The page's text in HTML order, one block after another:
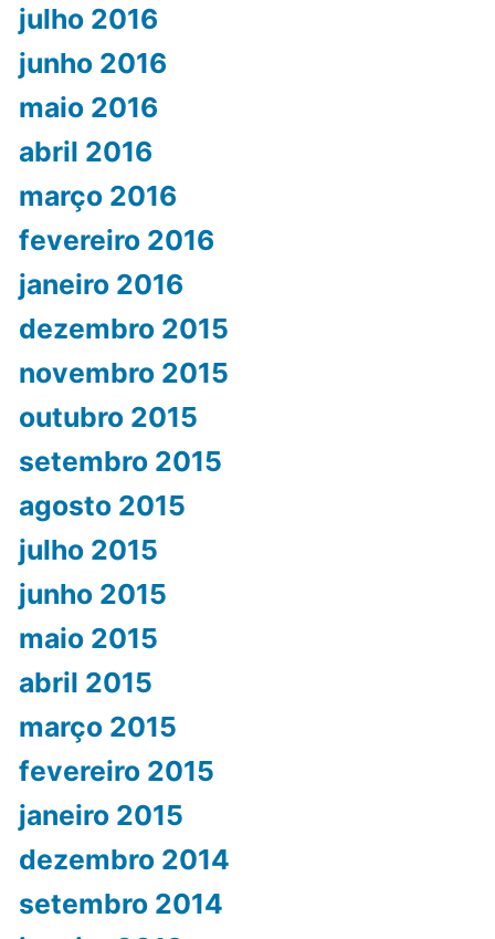
julho 2016
junho 2016
maio 2016
abril 2016
março 2016
fevereiro 2016
janeiro 2016
dezembro 2015
novembro 2015
outubro 2015
setembro 2015
agosto 2015
julho 2015
junho 2015
maio 2015
abril 2015
março 2015
fevereiro 2015
janeiro 2015
dezembro 2014
setembro 2014